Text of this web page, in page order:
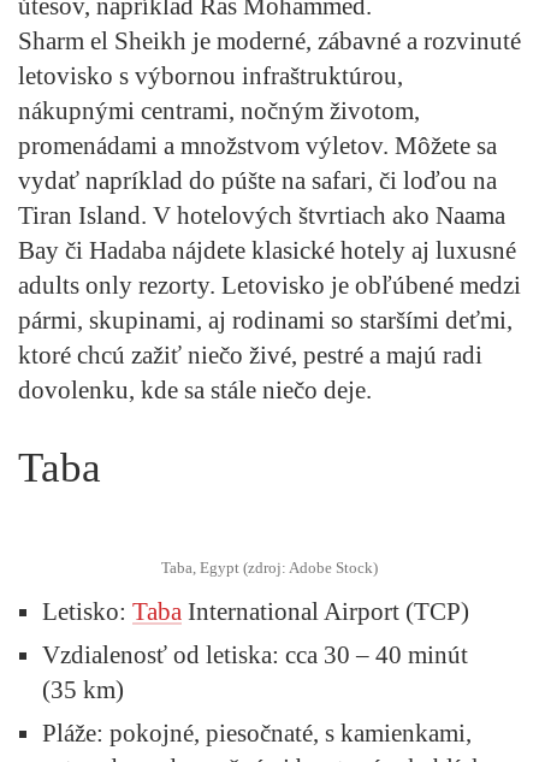
Sharm el Sheikh je moderné, zábavné a rozvinuté
letovisko s výbornou infraštruktúrou,
nákupnými centrami, nočným životom,
promenádami a množstvom výletov. Môžete sa
vydať napríklad do púšte na safari, či loďou na
Tiran Island. V hotelových štvrtiach ako Naama
Bay či Hadaba nájdete klasické hotely aj luxusné
adults only rezorty. Letovisko je obľúbené medzi
pármi, skupinami, aj rodinami so staršími deťmi,
ktoré chcú zažiť niečo živé, pestré a majú radi
dovolenku, kde sa stále niečo deje.
Taba
Taba, Egypt (zdroj: Adobe Stock)
Letisko: Taba International Airport (TCP)
Vzdialenosť od letiska: cca 30 – 40 minút
(35 km)
Pláže: pokojné, piesočnaté, s kamienkami,